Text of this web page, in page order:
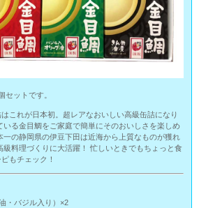
セットです。
これが日本初。超レアなおいしい高級缶詰になり
いる金目鯛をご家庭で簡単にそのおいしさを楽しめ
一の静岡県の伊豆下田は近海から上質なものが獲れ
級料理づくりに大活躍！ 忙しいときでもちょっと食
もチェック！
・バジル入り）×2